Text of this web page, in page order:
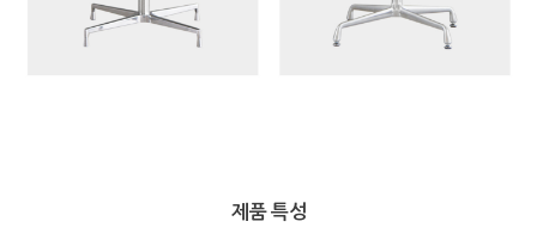
제품 특성